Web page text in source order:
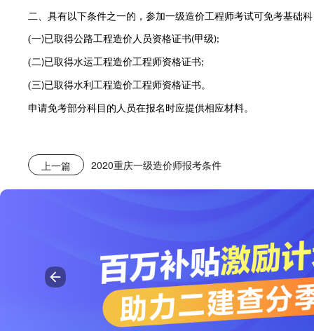
二、具有以下条件之一的，参加一级造价工程师考试可免考基础
(一)已取得公路工程造价人员资格证书(甲级);
(二)已取得水运工程造价工程师资格证书;
(三)已取得水利工程造价工程师资格证书。
申请免考部分科目的人员在报名时应提供相应材料。
上一篇 2020重庆一级造价师报考条件